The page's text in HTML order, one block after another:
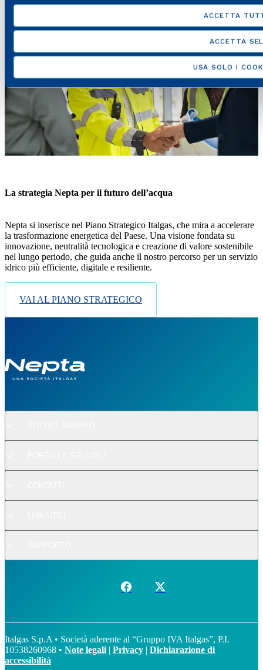
ACCETTA
ACCETTA
USA SOLO I
La strategia Nepta per il futuro dell’acqua
Nepta si inserisce nel Piano Strategico Italgas, che mira a accelerare
la trasformazione energetica del Paese. Una visione fondata su
innovazione, neutralità tecnologica e creazione di valore sostenibile
nel lungo periodo, che guida anche il nostro percorso per un servizio
idrico più efficiente, digitale e resiliente.
VAI AL PIANO STRATEGICO
Italgas S.p.A • Società aderente al “Gruppo IVA Italgas”, P.I.
10538260968 • Note legali | Privacy | Dichiarazione di
accessibilità